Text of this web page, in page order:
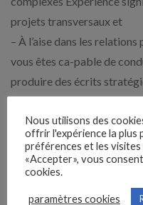
projets transversaux et
– À l’aise dans les
vous êtes ca-pable de
produire des écrits
développement des
réponse à des appels à
fortement appréciée La
médico-social serait un
et d’analyse.
Nous utilisons des
offrir l'expérience la plus
préférences et les
«Accepter», vous
cookies.
paramètres cookies